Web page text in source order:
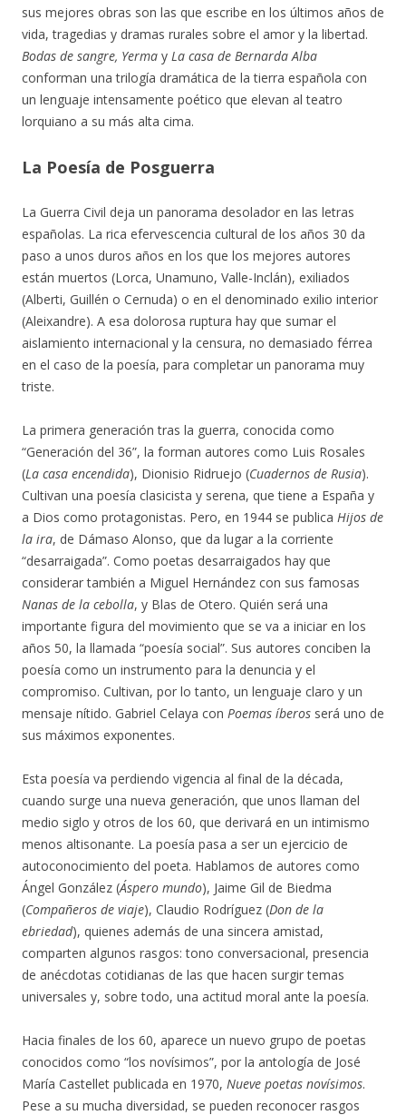
sus mejores obras son las que escribe en los últimos años de
vida, tragedias y dramas rurales sobre el amor y la libertad.
Bodas de sangre, Yerma y La casa de Bernarda Alba
conforman una trilogía dramática de la tierra española con
un lenguaje intensamente poético que elevan al teatro
lorquiano a su más alta cima.
La Poesía de Posguerra
La Guerra Civil deja un panorama desolador en las letras
españolas. La rica efervescencia cultural de los años 30 da
paso a unos duros años en los que los mejores autores
están muertos (Lorca, Unamuno, Valle-Inclán), exiliados
(Alberti, Guillén o Cernuda) o en el denominado exilio interior
(Aleixandre). A esa dolorosa ruptura hay que sumar el
aislamiento internacional y la censura, no demasiado férrea
en el caso de la poesía, para completar un panorama muy
triste.
La primera generación tras la guerra, conocida como
“Generación del 36”, la forman autores como Luis Rosales
(La casa encendida), Dionisio Ridruejo (Cuadernos de Rusia).
Cultivan una poesía clasicista y serena, que tiene a España y
a Dios como protagonistas. Pero, en 1944 se publica Hijos de
la ira, de Dámaso Alonso, que da lugar a la corriente
“desarraigada”. Como poetas desarraigados hay que
considerar también a Miguel Hernández con sus famosas
Nanas de la cebolla, y Blas de Otero. Quién será una
importante figura del movimiento que se va a iniciar en los
años 50, la llamada “poesía social”. Sus autores conciben la
poesía como un instrumento para la denuncia y el
compromiso. Cultivan, por lo tanto, un lenguaje claro y un
mensaje nítido. Gabriel Celaya con Poemas íberos será uno de
sus máximos exponentes.
Esta poesía va perdiendo vigencia al final de la década,
cuando surge una nueva generación, que unos llaman del
medio siglo y otros de los 60, que derivará en un intimismo
menos altisonante. La poesía pasa a ser un ejercicio de
autoconocimiento del poeta. Hablamos de autores como
Ángel González (Áspero mundo), Jaime Gil de Biedma
(Compañeros de viaje), Claudio Rodríguez (Don de la
ebriedad), quienes además de una sincera amistad,
comparten algunos rasgos: tono conversacional, presencia
de anécdotas cotidianas de las que hacen surgir temas
universales y, sobre todo, una actitud moral ante la poesía.
Hacia finales de los 60, aparece un nuevo grupo de poetas
conocidos como “los novísimos”, por la antología de José
María Castellet publicada en 1970, Nueve poetas novísimos.
Pese a su mucha diversidad, se pueden reconocer rasgos